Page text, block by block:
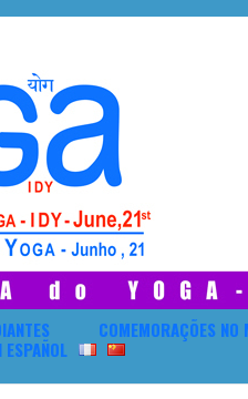
COMEMORAÇÕES NO